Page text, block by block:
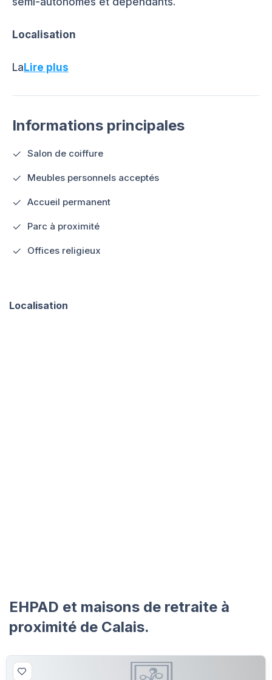
Localisation
LaLire plus
Informations principales
Salon de coiffure
Meubles personnels acceptés
Accueil permanent
Parc à proximité
Offices religieux
Localisation
EHPAD et maisons de retraite à
proximité de Calais.